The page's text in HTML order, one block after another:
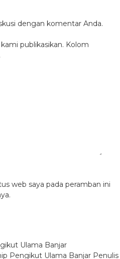
dengan komentar Anda.
publikasikan. Kolom
web saya pada peramban ini
Ulama Banjar
Pengikut Ulama Banjar Penulis